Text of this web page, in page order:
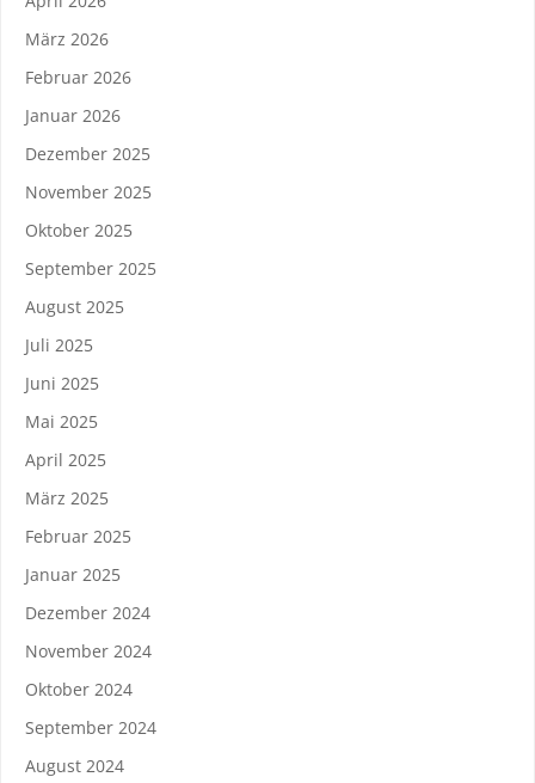
März 2026
Februar 2026
Januar 2026
Dezember 2025
November 2025
Oktober 2025
September 2025
August 2025
Juli 2025
Juni 2025
Mai 2025
April 2025
März 2025
Februar 2025
Januar 2025
Dezember 2024
November 2024
Oktober 2024
September 2024
August 2024